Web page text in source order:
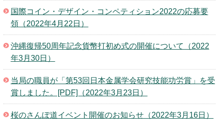
国際コイン・デザイン・コンペティション2022の応募要
領（2022年4月22日）
沖縄復帰50周年記念貨幣打初め式の開催について（2022
年3月30日）
当局の職員が「第53回日本金属学会研究技能功労賞」を受
賞しました。[PDF]（2022年3月23日）
桜のさんぽ道イベント開催のお知らせ（2022年3月16日）